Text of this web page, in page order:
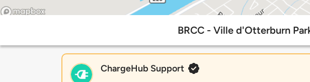
BRCC - Ville d'Otterburn
ChargeHub Support